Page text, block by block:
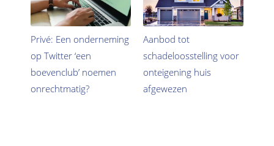
Privé: Een onderneming
op Twitter ‘een
boevenclub’ noemen
onrechtmatig?
Aanbod tot
schadeloosstelling voor
onteigening huis
afgewezen